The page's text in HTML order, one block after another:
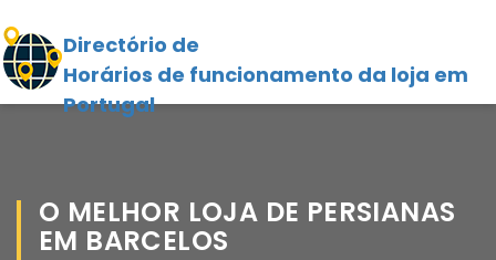
Directório de
Horários de funcionamento da loja em
Portugal
O MELHOR LOJA DE PERSIANAS
EM BARCELOS